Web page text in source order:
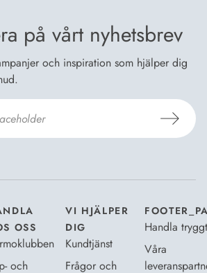
på vårt nyhetsbrev
och inspiration som hjälper dig
OSS
och
VI HJÄLPER
DIG
Kundtjänst
Frågor och
Handla tryggt
Våra